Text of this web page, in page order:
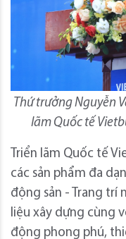
Thứ trưởng Nguyễn
lãm Quốc tế
Triển lãm Quốc tế
các sản phẩm đa
động sản - Trang trí
liệu xây dựng cùng
động phong phú,